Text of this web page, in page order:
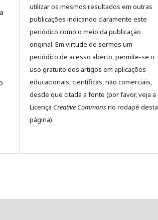
utilizar os mesmos resultados em outras
publicações indicando claramente este
periódico como o meio da publicação
original. Em virtude de sermos um
periódico de acesso aberto, permite-se o
uso gratuito dos artigos em aplicações
educacionais, científicas, não comerciais,
desde que citada a fonte (por favor, veja a
Licença Creative Commonsno rodapé desta
página).